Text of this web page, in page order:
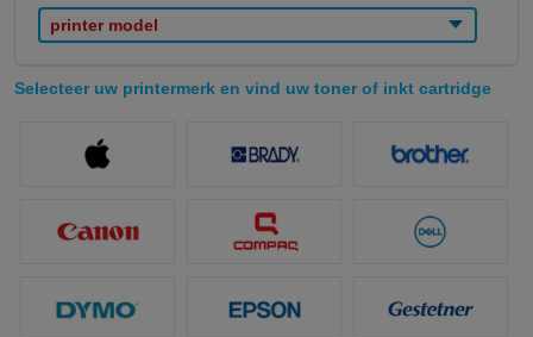
printer model
Selecteer uw printermerk en vind uw toner of inkt cartridge